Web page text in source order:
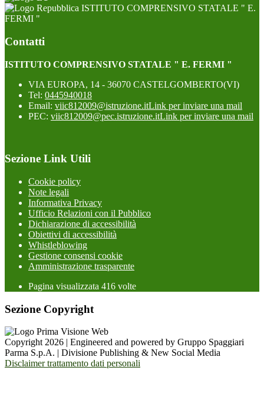
ISTITUTO COMPRENSIVO STATALE " E.
FERMI "
Contatti
ISTITUTO COMPRENSIVO STATALE " E. FERMI "
VIA EUROPA, 14 - 36070 CASTELGOMBERTO(VI)
Tel: 0445940018
Email: viic812009@istruzione.itLink per inviare una mail
PEC: viic812009@pec.istruzione.itLink per inviare una mail
Sezione Link Utili
Cookie policy
Note legali
Informativa Privacy
Ufficio Relazioni con il Pubblico
Dichiarazione di accessibilità
Obiettivi di accessibilità
Whistleblowing
Gestione consensi cookie
Amministrazione trasparente
Pagina visualizzata 416 volte
Sezione Copyright
Copyright 2026 | Engineered and powered by Gruppo Spaggiari
Parma S.p.A. | Divisione Publishing & New Social Media
Disclaimer trattamento dati personali